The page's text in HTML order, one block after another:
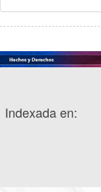
Indexada en: